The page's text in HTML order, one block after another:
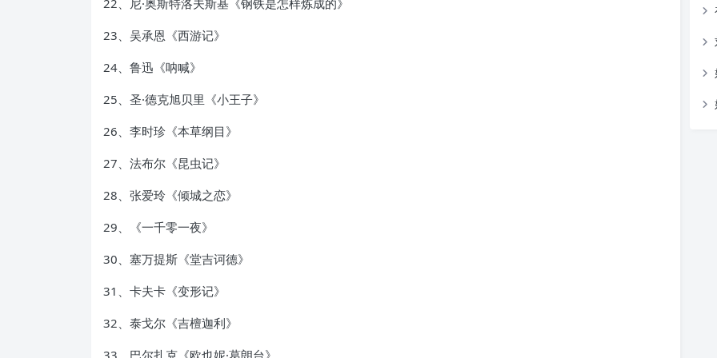
23、吴承恩《西游记》
24、鲁迅《呐喊》
25、圣·德克旭贝里《小王子》
26、李时珍《本草纲目》
27、法布尔《昆虫记》
28、张爱玲《倾城之恋》
29、《一千零一夜》
30、塞万提斯《堂吉诃德》
31、卡夫卡《变形记》
32、泰戈尔《吉檀迦利》
33、巴尔扎克《欧也妮·葛朗台》